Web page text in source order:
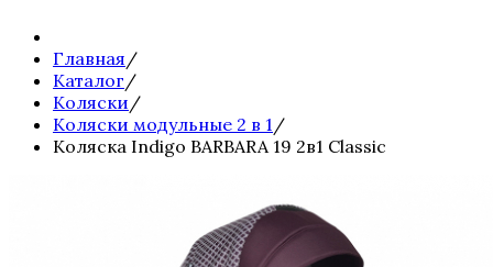
Главная /
Каталог /
Коляски /
Коляски модульные 2 в 1 /
Коляска Indigo BARBARA 19 2в1 Classic